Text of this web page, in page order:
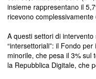
insieme rappresentano il
ricevono
A questi settori di
“intersettoriali”: il Fondo
minorile, che pesa il 3% sul
la Repubblica Digitale, che